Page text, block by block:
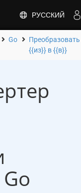
РУССКИЙ
Go
Преобразовать
{{из}} в {{в}}